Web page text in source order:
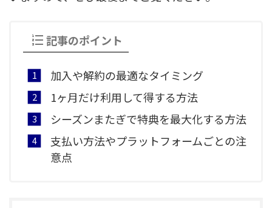
記事のポイント
加入や解約の最適なタイミング
1ヶ月だけ利用して得する方法
シーズンまたぎで特典を最大化する方法
支払い方法やプラットフォームごとの注
意点